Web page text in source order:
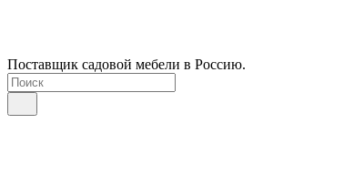
Поставщик садовой мебели в Россию.